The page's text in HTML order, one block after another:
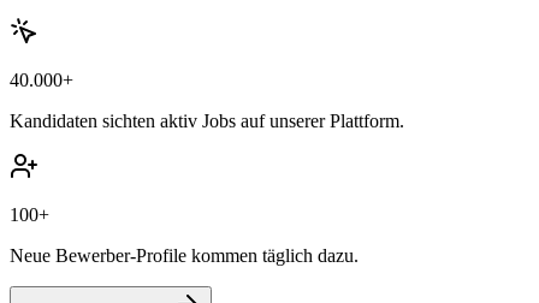
40.000+
Kandidaten sichten aktiv Jobs auf unserer Plattform.
100+
Neue Bewerber-Profile kommen täglich dazu.